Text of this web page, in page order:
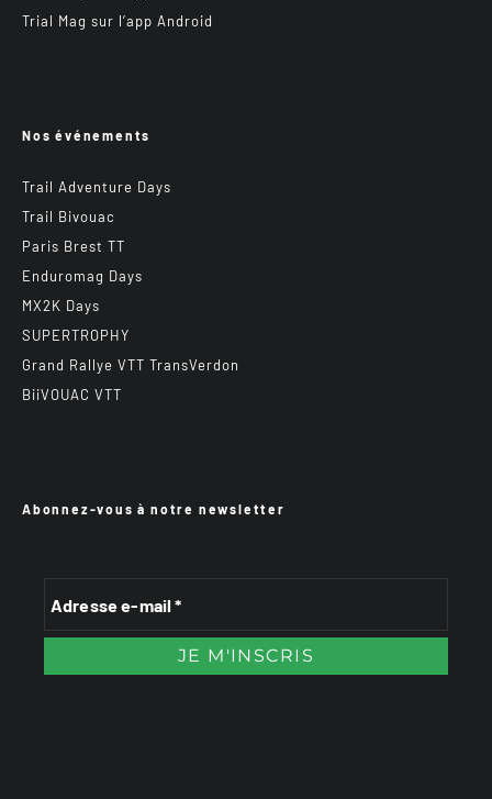
Trial Mag sur l’app Android
Nos événements
Trail Adventure Days
Trail Bivouac
Paris Brest TT
Enduromag Days
MX2K Days
SUPERTROPHY
Grand Rallye VTT TransVerdon
BiiVOUAC VTT
Abonnez-vous à notre newsletter